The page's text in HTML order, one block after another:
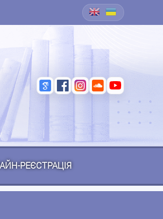
РЕЄСТРАЦІЯ